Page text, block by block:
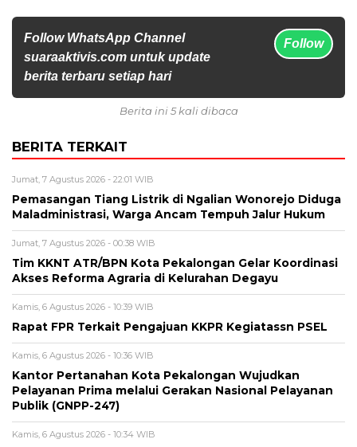
Follow WhatsApp Channel
suaraaktivis.com untuk update
berita terbaru setiap hari
Follow
Berita ini 5 kali dibaca
BERITA TERKAIT
Jumat, 7 Agustus 2026 - 22:01 WIB
Pemasangan Tiang Listrik di Ngalian Wonorejo Diduga
Maladministrasi, Warga Ancam Tempuh Jalur Hukum
Jumat, 7 Agustus 2026 - 00:38 WIB
Tim KKNT ATR/BPN Kota Pekalongan Gelar Koordinasi
Akses Reforma Agraria di Kelurahan Degayu
Kamis, 6 Agustus 2026 - 10:39 WIB
Rapat FPR Terkait Pengajuan KKPR Kegiatassn PSEL
Kamis, 6 Agustus 2026 - 10:36 WIB
Kantor Pertanahan Kota Pekalongan Wujudkan
Pelayanan Prima melalui Gerakan Nasional Pelayanan
Publik (GNPP-247)
Kamis, 6 Agustus 2026 - 10:34 WIB